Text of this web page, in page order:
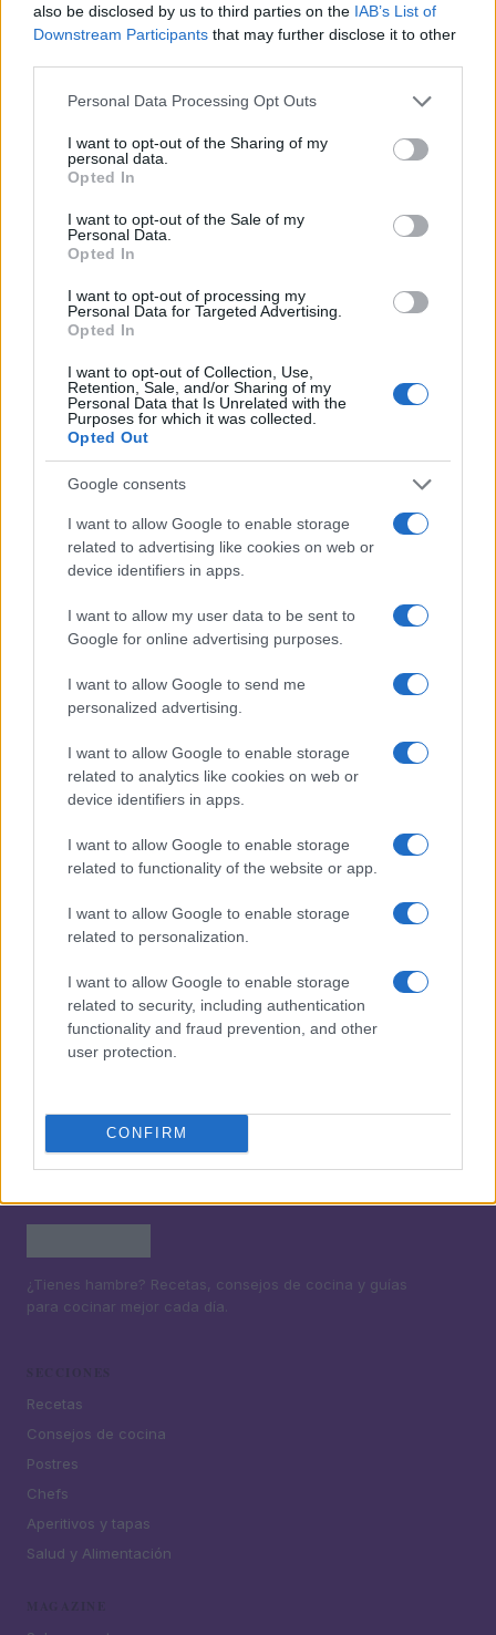
also be disclosed by us to third parties on the IAB’s List of
Downstream Participants that may further disclose it to other
Please note that this website/app uses one or more Google
not limited to your visit or usage behaviour. You may click to
grant or deny consent to Google and its third-party tags to
use your data for below specified purposes in below Google
consent section.
Personal Data Processing Opt Outs
I want to opt-out of the Sharing of my
personal data.
Opted In
I want to opt-out of the Sale of my
Personal Data.
Opted In
I want to opt-out of processing my
Personal Data for Targeted Advertising.
Opted In
I want to opt-out of Collection, Use,
Retention, Sale, and/or Sharing of my
Personal Data that Is Unrelated with the
Purposes for which it was collected.
Opted Out
Google consents
I want to allow Google to enable storage
related to advertising like cookies on web or
device identifiers in apps.
I want to allow my user data to be sent to
Google for online advertising purposes.
I want to allow Google to send me
personalized advertising.
I want to allow Google to enable storage
related to analytics like cookies on web or
device identifiers in apps.
I want to allow Google to enable storage
related to functionality of the website or app.
I want to allow Google to enable storage
related to personalization.
I want to allow Google to enable storage
related to security, including authentication
functionality and fraud prevention, and other
user protection.
CONFIRM
Cómo reemplazar la harina de almendras
utilizar con mayor tranquilidad para sustituir la harina de
almendras.
¿Tienes hambre? Recetas, consejos de cocina y guías
para cocinar mejor cada día.
Recetas
Consejos de cocina
Postres
Chefs
Aperitivos y tapas
Salud y Alimentación